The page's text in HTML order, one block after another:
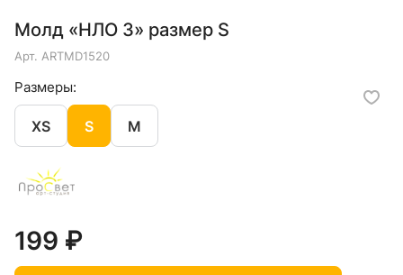
Молд «НЛО 3» размер S
Арт. ARTMD1520
Размеры:
XS S M
199 ₽